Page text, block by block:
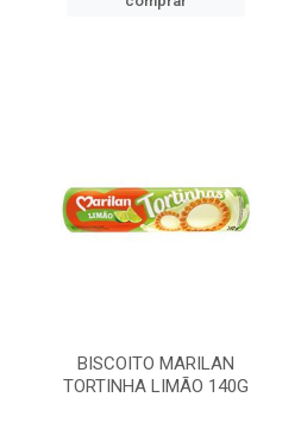
BISCOITO MARILAN
TORTINHA LIMÃO 140G